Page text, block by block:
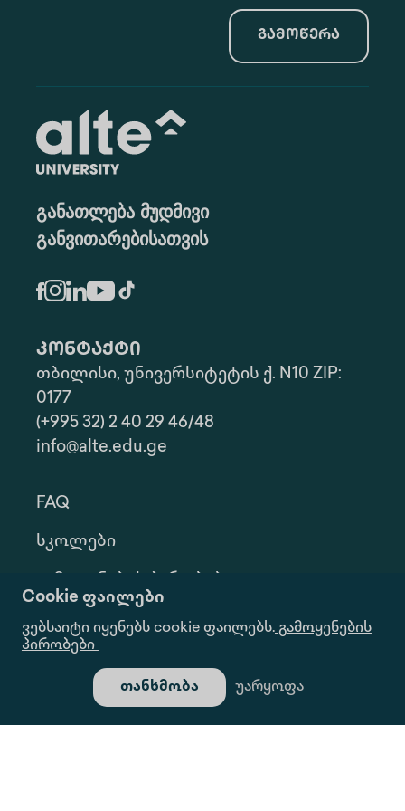
Cookie ფაილები
ვებსაიტი იყენებს cookie ფაილებს.გამოყენების
პირობები
უარყოფა
თანხმობა
გამოწერა
განათლება მუდმივი
განვითარებისათვის
კონტაქტი
თბილისი, უნივერსიტეტის ქ. N10 ZIP:
0177
(+995 32) 2 40 29 46/48
info@alte.edu.ge
FAQ
Სკოლები
Კონფ. Პოლიტიკა
Ინფორმაციის Მოთხოვნა
Გალერეა